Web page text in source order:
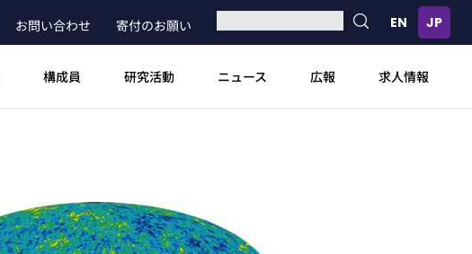
お問い合わせ 寄付のお願い
構成員 研究活動 ニュース 広報 求人情報